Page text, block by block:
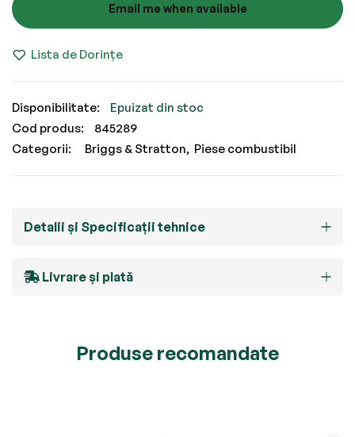
Email me when available
Lista de Dorințe
Epuizat din stoc
Cod produs
845289
Categorii:
Briggs & Stratton Piese combustibil
Detalii și Specificații tehnice
Livrare și plată
Produse recomandate